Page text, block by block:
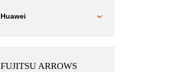
Huawei
FUJITSU ARROWS